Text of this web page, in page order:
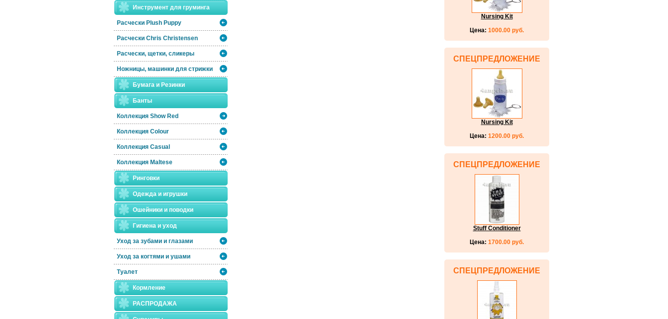
Инструмент для груминга
Расчески Plush Puppy
Расчески Сhris Christensen
Расчески, щетки, сликеры
Ножницы, машинки для стрижки
Бумага и Резинки
Банты
Коллекция Show Red
Коллекция Colour
Коллекция Casual
Коллекция Maltese
Ринговки
Одежда и игрушки
Ошейники и поводки
Гигиена и уход
Уход за зубами и глазами
Уход за когтями и ушами
Туалет
Кормление
РАСПРОДАЖА
Nursing Kit
Цена: 1000.00 руб.
СПЕЦПРЕДЛОЖЕНИЕ
Nursing Kit
Цена: 1200.00 руб.
СПЕЦПРЕДЛОЖЕНИЕ
Stuff Conditioner
Цена: 1700.00 руб.
СПЕЦПРЕДЛОЖЕНИЕ